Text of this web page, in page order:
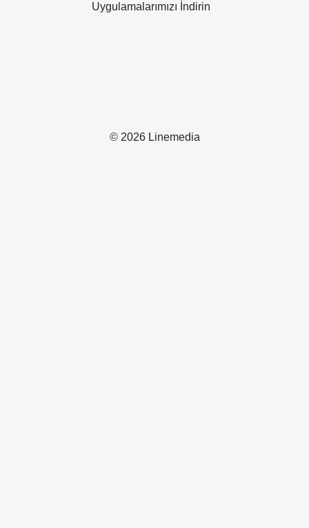
© 2026 Linemedia
Uygulamalarımızı İndirin